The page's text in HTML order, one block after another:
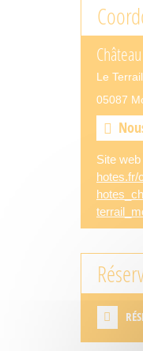
Le Terrail
05087
Site web
hotes.fr/